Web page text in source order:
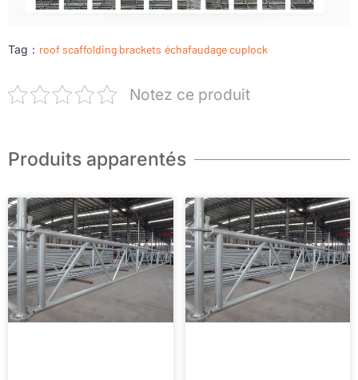
Tag： roof scaffolding brackets échafaudage cuplock
Notez ce produit
Produits apparentés